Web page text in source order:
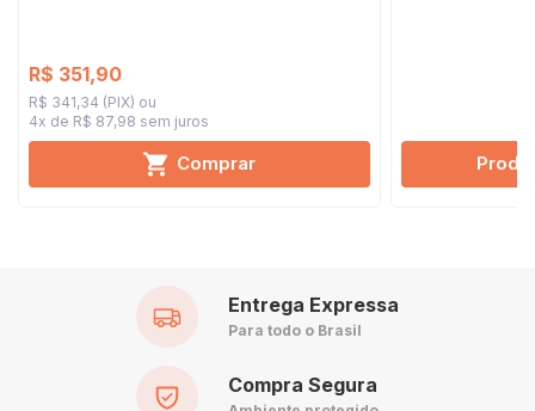
R$ 351,90
R$ 341,34 (PIX)
4x de R$ 87,98 sem juros
Comprar
Entrega Expressa
Para todo o Brasil
Compra Segura